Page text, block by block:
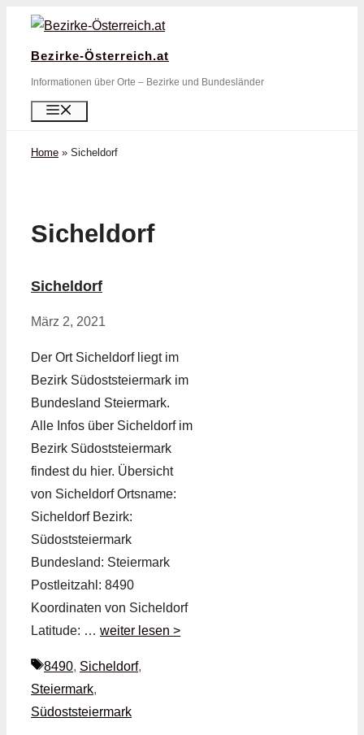
Zum
springen
Bezirke-Österreich.at
Informationen über Orte – Bezirke und Bundesländer
Home » Sicheldorf
Sicheldorf
Sicheldorf
März 2, 2021
Der Ort Sicheldorf liegt im
Bezirk Südoststeiermark im
Bundesland Steiermark.
Alle Infos über Sicheldorf im
Bezirk Südoststeiermark
findest du hier. Übersicht
von Sicheldorf Ortsname:
Sicheldorf Bezirk:
Südoststeiermark
Bundesland: Steiermark
Postleitzahl: 8490
Koordinaten von Sicheldorf
Latitude: … weiter lesen >
Schlagwörter
8490, Sicheldorf,
Steiermark,
Südoststeiermark